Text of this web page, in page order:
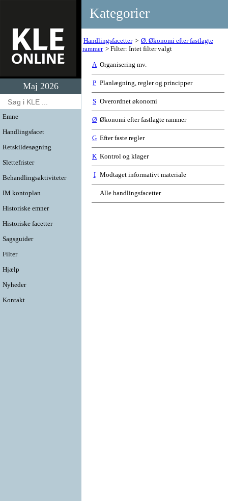
Maj 2026
Emne
Handlingsfacet
Retskildesøgning
Slettefrister
Behandlingsaktiviteter
IM kontoplan
Historiske emner
Historiske facetter
Sagsguider
Filter
Hjælp
Nyheder
Kontakt
Kategorier
Handlingsfacetter
Ø. Økonomi efter fastlagte
rammer
Filter: Intet filter valgt
A Organisering mv.
P Planlægning, regler og principper
S Overordnet økonomi
Ø Økonomi efter fastlagte rammer
G Efter faste regler
K Kontrol og klager
I Modtaget informativt materiale
Alle handlingsfacetter